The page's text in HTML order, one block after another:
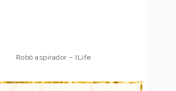
Robô aspirador – Multilaser